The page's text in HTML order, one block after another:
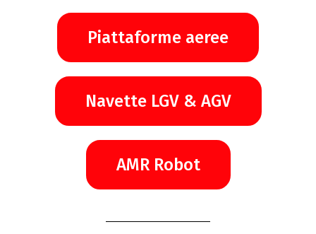
Piattaforme aeree
Navette LGV & AGV
AMR Robot